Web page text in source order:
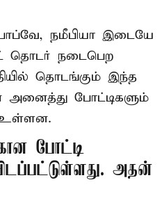
நமீபியா இடையே
தொடர் நடைபெற
தொடங்கும் இந்த
அனைத்து போட்டிகளும்
உள்ளன.
போட்டி
அதன்